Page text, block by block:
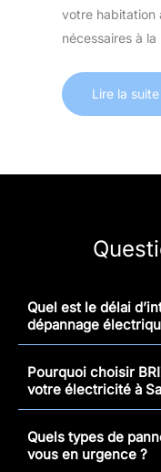
votre habitation
nécessaires à la
Lire la suite
Quel est le délai
dépannage
Pourquoi choisir
votre électricité à
Quels types de
vous en urgence ?